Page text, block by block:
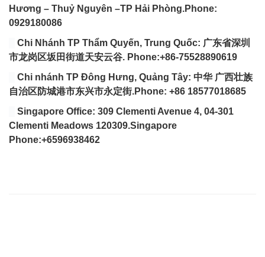
Hương – Thuỷ Nguyên –TP Hải Phòng.Phone:
0929180086
Chi Nhánh TP Thẩm Quyến, Trung Quốc: 广东省深圳
市龙岗区坂田街道天安云谷. Phone:+86-75528890619
Chi nhánh TP Đông Hưng, Quảng Tây: 中华 广西壮族
自治区防城港市东兴市永定街.Phone: +86 18577018685
Singapore Office: 309 Clementi Avenue 4, 04-301
Clementi Meadows 120309.Singapore
Phone:+6596938462